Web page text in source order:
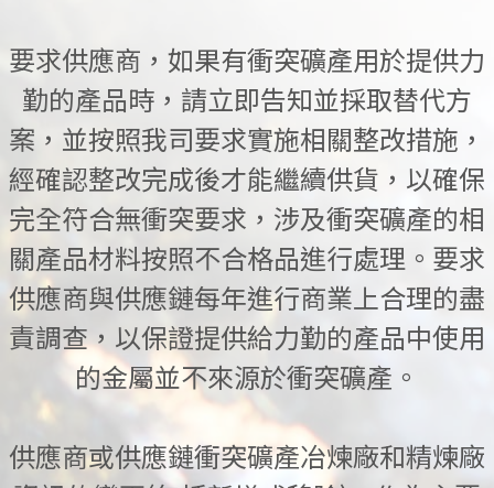
要求供應商，如果有衝突礦產用於提供力
勤的產品時，請立即告知並採取替代方
案，並按照我司要求實施相關整改措施，
經確認整改完成後才能繼續供貨，以確保
完全符合無衝突要求，涉及衝突礦產的相
關產品材料按照不合格品進行處理。要求
供應商與供應鏈每年進行商業上合理的盡
責調查，以保證提供給力勤的產品中使用
的金屬並不來源於衝突礦產。
供應商或供應鏈衝突礦產冶煉廠和精煉廠